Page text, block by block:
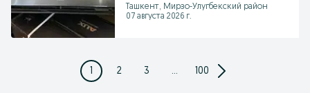
Ташкент, Мирзо-Улугбекский район
07 августа 2026 г.
1 2 3 ... 100